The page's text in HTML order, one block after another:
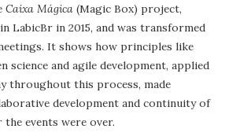
Caixa Mágica (Magic Box) project,
LabicBr in 2015, and was transformed
It shows how principles like
science and agile development, applied
throughout this process, made
development and continuity of
events were over.